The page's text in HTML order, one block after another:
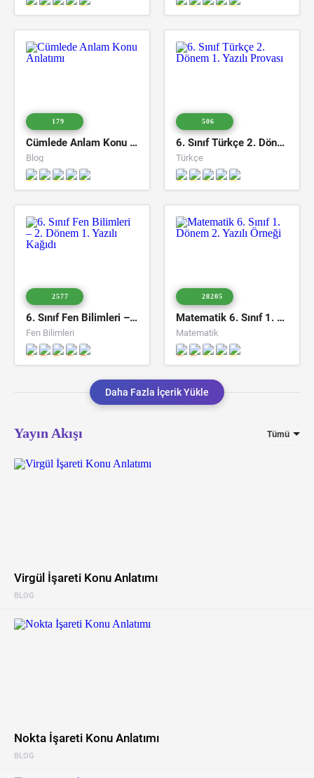
Cümlede Anlam Konu Anlatımı
Blog
179
6. Sınıf Türkçe 2. Dönem 1. Yazılı Provası
Türkçe
506
6. Sınıf Fen Bilimleri – 2. Dönem 1. Yazılı Kağıdı
Fen Bilimleri
2577
Matematik 6. Sınıf 1. Dönem 2. Yazılı Örneği
Matematik
28205
Daha Fazla İçerik Yükle
Yayın Akışı
BLOG
Virgül İşareti Konu Anlatımı
BLOG
Nokta İşareti Konu Anlatımı